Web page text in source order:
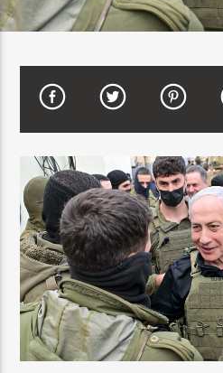
TITLE
ARTIST
FIESTA DJ MIX
9:00 PM 12:00 AM
Beone Radio